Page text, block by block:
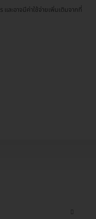
ละอาจมีค่าใช้จ่ายเพิ่มเติมจากที่